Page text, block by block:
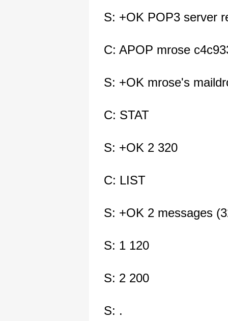
S: +OK POP3 server
C: APOP mrose
S: +OK mrose's
C: STAT
S: +OK 2 320
C: LIST
S: +OK 2 messages
S: 1 120
S: 2 200
S: .